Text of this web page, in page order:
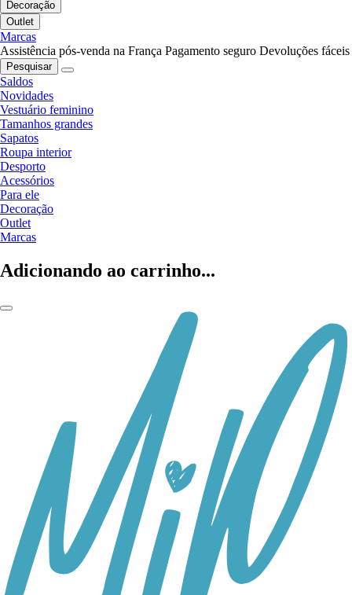
Decoração
Outlet
Marcas
Assistência pós-venda na França Pagamento seguro Devoluções fáceis
Pesquisar
Saldos
Novidades
Vestuário feminino
Tamanhos grandes
Sapatos
Roupa interior
Desporto
Acessórios
Para ele
Decoração
Outlet
Marcas
Adicionando ao carrinho...